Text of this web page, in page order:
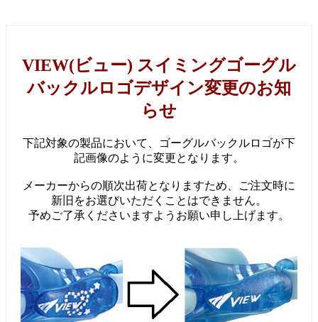
VIEW(ビュー) スイミングゴーグル
バックルロゴデザイン変更のお知
らせ
下記対象の製品において、ゴーグルバックルロゴが下
記画像のように変更となります。
メーカーからの順次出荷となりますため、ご注文時に
新旧をお選びいただくことはできません。
予めご了承くださいますようお願い申し上げます。